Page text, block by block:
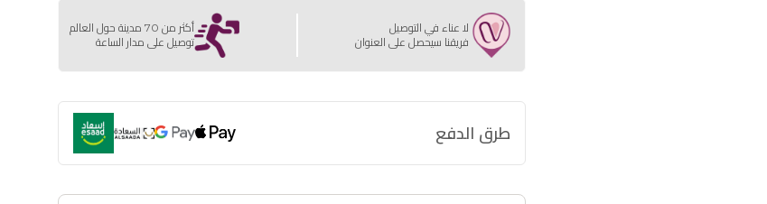
لا عناء في التوصيل
فريقنا سيحصل على العنوان
أكثر من 70 مدينة حول العالم
توصيل على مدار الساعة
طرق الدفع